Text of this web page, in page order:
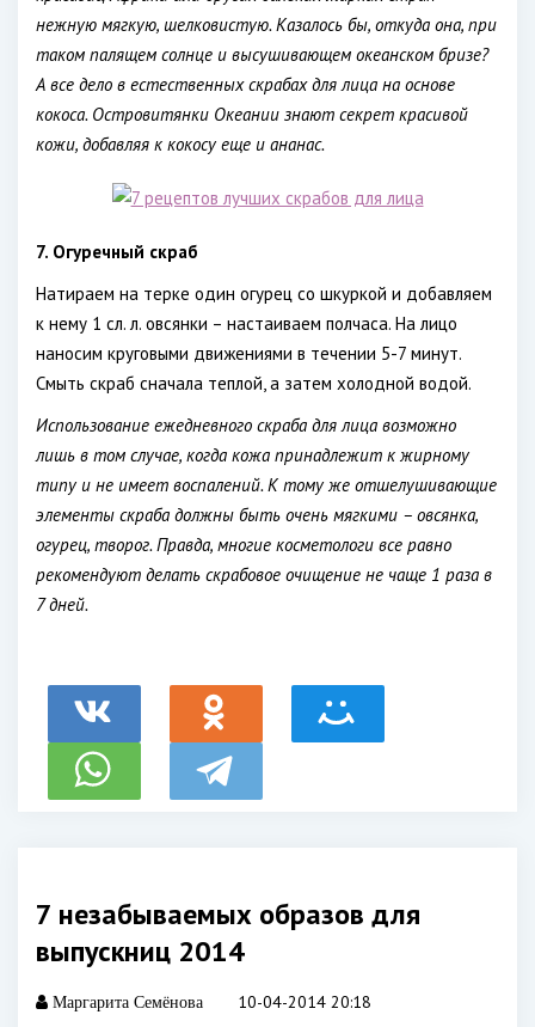
нежную мягкую, шелковистую. Казалось бы, откуда она, при
таком палящем солнце и высушивающем океанском бризе?
А все дело в естественных скрабах для лица на основе
кокоса. Островитянки Океании знают секрет красивой
кожи, добавляя к кокосу еще и ананас.
7. Огуречный скраб
Натираем на терке один огурец со шкуркой и добавляем
к нему 1 сл. л. овсянки – настаиваем полчаса. На лицо
наносим круговыми движениями в течении 5-7 минут.
Смыть скраб сначала теплой, а затем холодной водой.
Использование ежедневного скраба для лица возможно
лишь в том случае, когда кожа принадлежит к жирному
типу и не имеет воспалений. К тому же отшелушивающие
элементы скраба должны быть очень мягкими – овсянка,
огурец, творог. Правда, многие косметологи все равно
рекомендуют делать скрабовое очищение не чаще 1 раза в
7 дней.
7 незабываемых образов для
выпускниц 2014
Маргарита Семёнова 10-04-2014 20:18